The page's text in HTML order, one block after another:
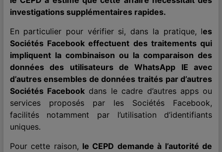
investigations supplémentaires rapides.
En particulier pour vérifier si, dans la pratique, les
Sociétés Facebook effectuent des traitements qui
impliquent la combinaison ou la comparaison des
données des utilisateurs de WhatsApp IE avec
d’autres ensembles de données traités par d’autres
Sociétés Facebook dans le cadre d’autres apps ou
services proposés par les Sociétés Facebook,
facilités notamment par l’utilisation d’identifiants
uniques.
Pour cette raison, le CEPD demande à l’autorité de